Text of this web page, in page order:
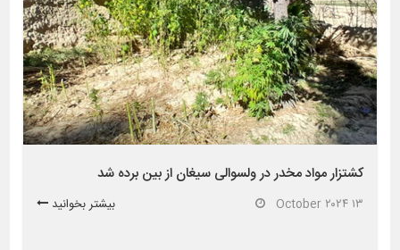
کشتزار مواد مخدر در ولسوالی سیغان از بین برده شد
۱۳ October ۲۰۲۴ بیشتر بخوانید